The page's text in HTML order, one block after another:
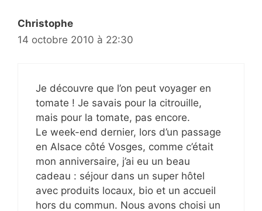
Christophe
14 octobre 2010 à 22:30
Je découvre que l’on peut voyager en
tomate ! Je savais pour la citrouille,
mais pour la tomate, pas encore.
Le week-end dernier, lors d’un passage
en Alsace côté Vosges, comme c’était
mon anniversaire, j’ai eu un beau
cadeau : séjour dans un super hôtel
avec produits locaux, bio et un accueil
hors du commun. Nous avons choisi un